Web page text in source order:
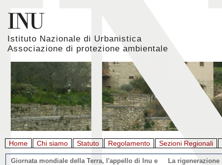
Istituto Nazionale di Urbanistica
Associazione di protezione ambientale
Home Chi siamo Statuto Regolamento Sezioni Regionali
Giornata mondiale della Terra, l'appello di Inu e
La